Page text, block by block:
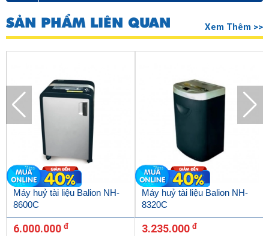
SẢN PHẨM LIÊN QUAN Xem Thêm >>
Máy huỷ tài liệu Balion NH-
8600C
6.000.000 đ
Máy huỷ tài liệu Balion NH-
8320C
3.235.000 đ